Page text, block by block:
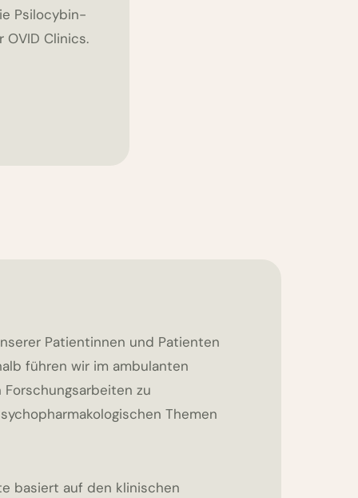
Psilocybin-
OVID Clinics.
Patientinnen und Patienten
führen wir im ambulanten
Forschungsarbeiten zu
Themen
basiert auf den klinischen